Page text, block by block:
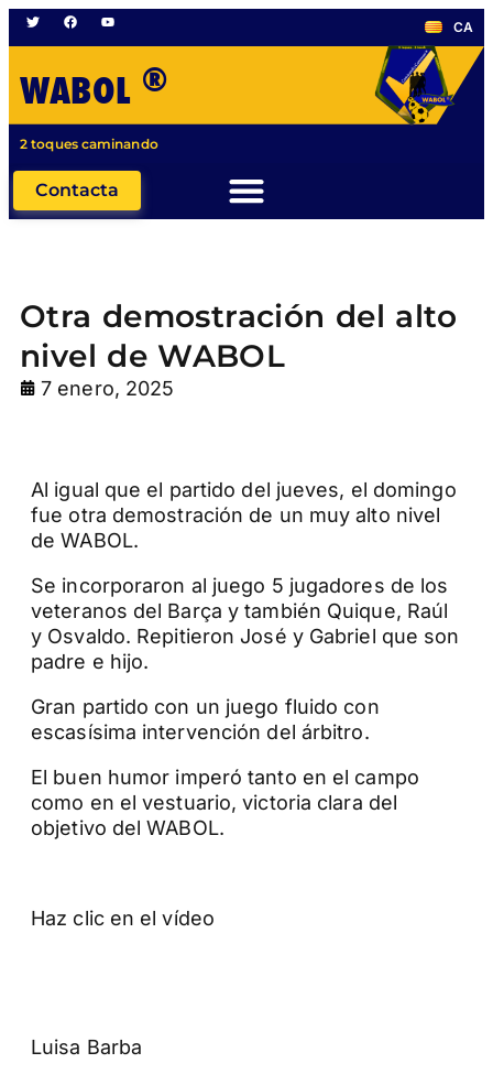
CA
WABOL ®
2 toques caminando
Contacta
Otra demostración del alto
nivel de WABOL
7 enero, 2025
Al igual que el partido del jueves, el domingo
fue otra demostración de un muy alto nivel
de WABOL.
Se incorporaron al juego 5 jugadores de los
veteranos del Barça y también Quique, Raúl
y Osvaldo. Repitieron José y Gabriel que son
padre e hijo.
Gran partido con un juego fluido con
escasísima intervención del árbitro.
El buen humor imperó tanto en el campo
como en el vestuario, victoria clara del
objetivo del WABOL.
Haz clic en el vídeo
Luisa Barba